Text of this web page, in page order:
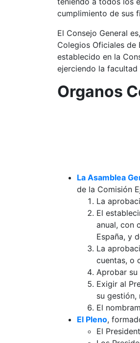
cumplimiento de sus
El Consejo General
Colegios Oficiales de
establecido en la
ejerciendo la facultad
Organos
La Asamblea
de la Comisión
La
El
anual, con
España, y
La
cuentas, o
Aprobar
Exigir al
su
El
El Pleno,
El